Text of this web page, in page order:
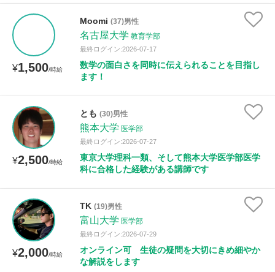
¥1,500/時給
Moomi (37)男性
名古屋大学 教育学部
最終ログイン:2026-07-17
数学の面白さを同時に伝えられることを目指し
ます！
¥2,500/時給
とも (30)男性
熊本大学 医学部
最終ログイン:2026-07-27
東京大学理科一類、そして熊本大学医学部医学
科に合格した経験がある講師です
¥2,000/時給
TK (19)男性
富山大学 医学部
最終ログイン:2026-07-29
オンライン可 生徒の疑問を大切にきめ細やか
な解説をします